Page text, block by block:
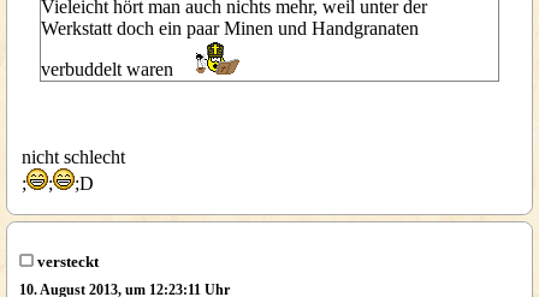
Vieleicht hört man auch nichts mehr, weil unter der
Werkstatt doch ein paar Minen und Handgranaten
verbuddelt waren
nicht schlecht
;
; ;D
versteckt
10. August 2013, um 12:23:11 Uhr